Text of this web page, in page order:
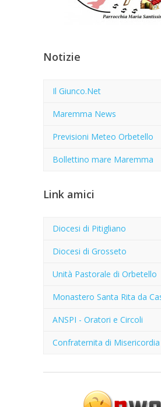
Notizie
Il Giunco.Net
Maremma News
Previsioni Meteo Orbetello
Bollettino mare Maremma
Link amici
Diocesi di Pitigliano
Diocesi di Grosseto
Unità Pastorale di Orbetello
Monastero Santa Rita da
ANSPI - Oratori e Circoli
Confraternita di Misericordia